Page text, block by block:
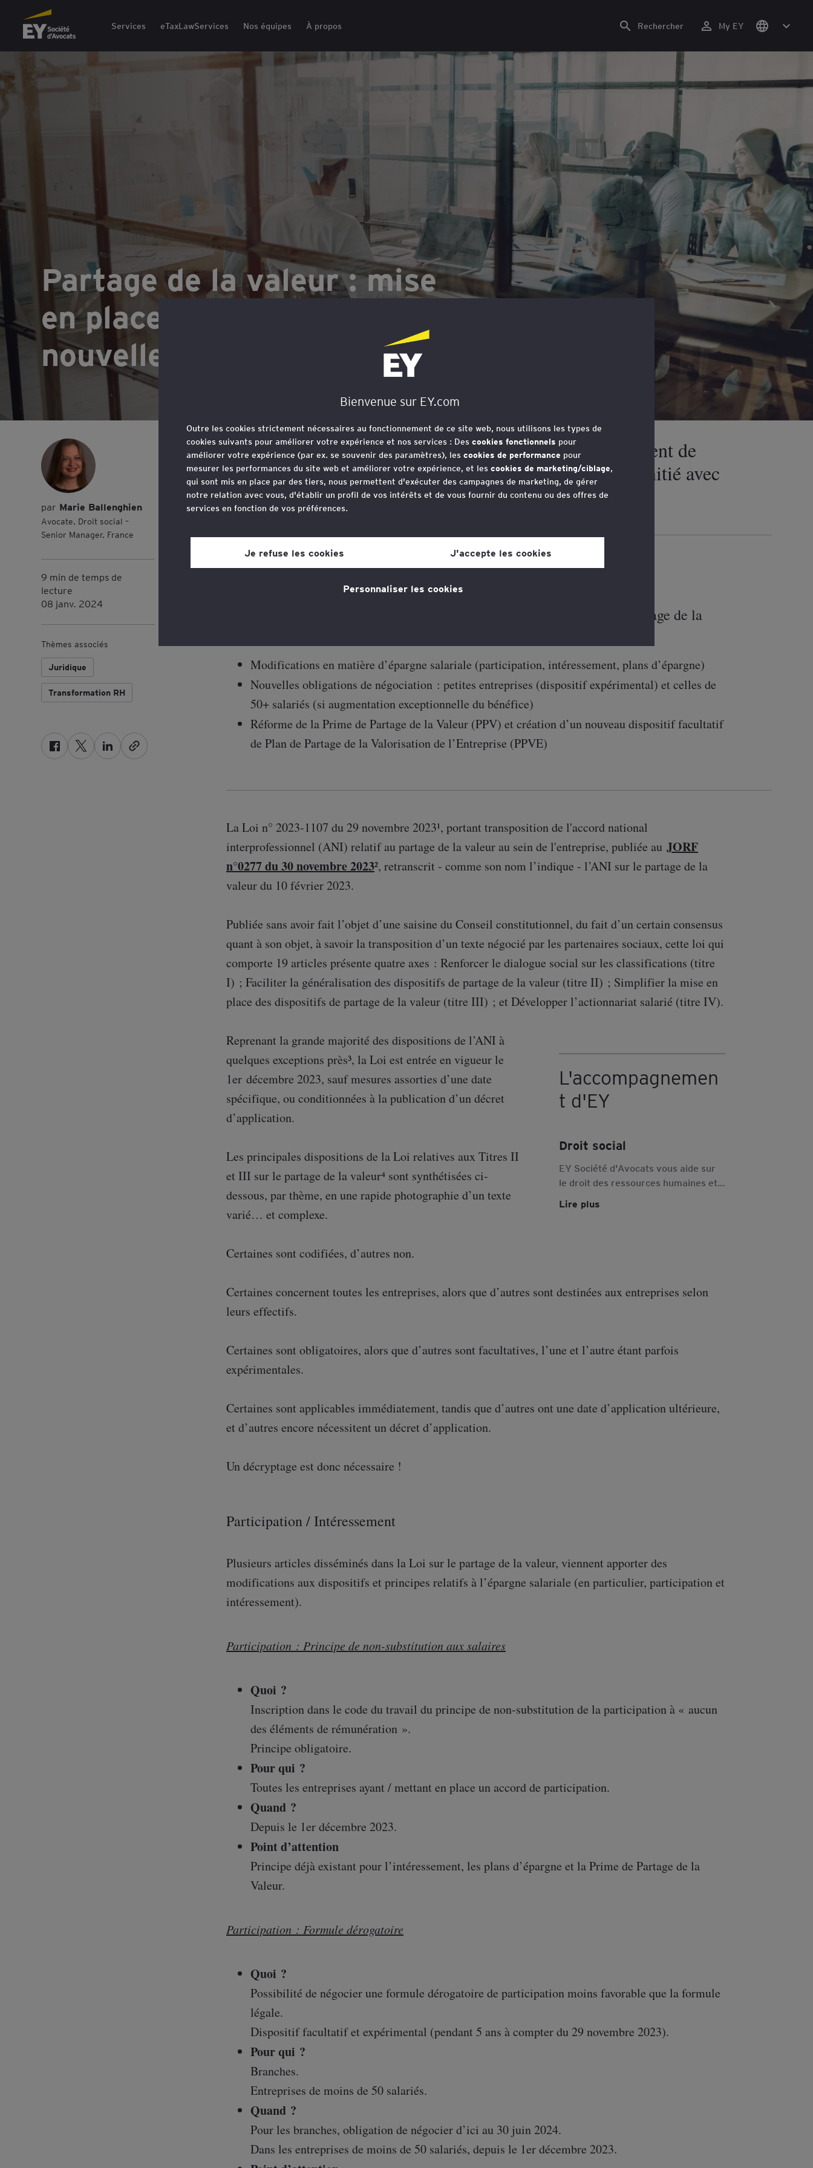
EY Société d'Avocats
Services eTaxLawServices Nos équipes À propos Rechercher My EY
Partage de la valeur : mise
en place de nombreuses
nouvelles mesures
Marie Ballenghien
Avocate, Droit social –
Senior Manager, France
9 min de temps de
lecture
08 janv. 2024
Thèmes associés
Juridique
Transformation RH
F
T
L
La Loi du 29 novembre 2023 s’inscrit dans le mouvement de
développement des dispositifs de partage de la valeur initié avec
la loi PACTE de 2019.
En résumé :
Sur les quatre titres de la Loi, deux sont spécifiquement dédiés au « partage de la
Modifications en matière d’épargne salariale (participation, intéressement, plans d’épargne)
Nouvelles obligations de négociation : petites entreprises (dispositif expérimental) et celles de
50+ salariés (si augmentation exceptionnelle du bénéfice)
Réforme de la Prime de Partage de la Valeur (PPV) et création d’un nouveau dispositif facultatif
de Plan de Partage de la Valorisation de l’Entreprise (PPVE)
L'accompagnemen
t d'EY
Droit social
EY Société d'Avocats vous aide sur
le droit des ressources humaines et
restructurations, fusions et reprises
Lire plus
La Loi n° 2023-1107 du 29 novembre 2023¹, portant transposition de l'accord national
interprofessionnel (ANI) relatif au partage de la valeur au sein de l'entreprise, publiée au JORF
n°0277 du 30 novembre 2023², retranscrit - comme son nom l’indique - l’ANI sur le partage de la
valeur du 10 février 2023.
Publiée sans avoir fait l’objet d’une saisine du Conseil constitutionnel, du fait d’un certain consensus
quant à son objet, à savoir la transposition d’un texte négocié par les partenaires sociaux, cette loi qui
comporte 19 articles présente quatre axes : Renforcer le dialogue social sur les classifications (titre
I) ; Faciliter la généralisation des dispositifs de partage de la valeur (titre II) ; Simplifier la mise en
place des dispositifs de partage de la valeur (titre III) ; et Développer l’actionnariat salarié (titre IV).
Reprenant la grande majorité des dispositions de l’ANI à
quelques exceptions près³, la Loi est entrée en vigueur le
1er décembre 2023, sauf mesures assorties d’une date
spécifique, ou conditionnées à la publication d’un décret
d’application.
Les principales dispositions de la Loi relatives aux Titres II
et III sur le partage de la valeur⁴ sont synthétisées ci-
dessous, par thème, en une rapide photographie d’un texte
varié… et complexe.
Certaines sont codifiées, d’autres non.
Certaines concernent toutes les entreprises, alors que d’autres sont destinées aux entreprises selon
leurs effectifs.
Certaines sont obligatoires, alors que d’autres sont facultatives, l’une et l’autre étant parfois
expérimentales.
Certaines sont applicables immédiatement, tandis que d’autres ont une date d’application ultérieure,
et d’autres encore nécessitent un décret d’application.
Un décryptage est donc nécessaire !
Participation / Intéressement
Plusieurs articles disséminés dans la Loi sur le partage de la valeur, viennent apporter des
modifications aux dispositifs et principes relatifs à l’épargne salariale (en particulier, participation et
intéressement).
Participation : Principe de non-substitution aux salaires
Quoi ?
Inscription dans le code du travail du principe de non-substitution de la participation à « aucun
des éléments de rémunération ».
Principe obligatoire.
Pour qui ?
Toutes les entreprises ayant / mettant en place un accord de participation.
Quand ?
Depuis le 1er décembre 2023.
Point d’attention
Principe déjà existant pour l’intéressement, les plans d’épargne et la Prime de Partage de la
Valeur.
Participation : Formule dérogatoire
Quoi ?
Possibilité de négocier une formule dérogatoire de participation moins favorable que la formule
légale.
Dispositif facultatif et expérimental (pendant 5 ans à compter du 29 novembre 2023).
Pour qui ?
Branches.
Entreprises de moins de 50 salariés.
Quand ?
Pour les branches, obligation de négocier d’ici au 30 juin 2024.
Dans les entreprises de moins de 50 salariés, depuis le 1er décembre 2023.
Bienvenue sur EY.com
Outre les cookies strictement nécessaires au fonctionnement de ce site web, nous utilisons les types de
cookies suivants pour améliorer votre expérience et nos services : Des cookies fonctionnels pour
améliorer votre expérience (par ex. se souvenir des paramètres), les cookies de performance pour
mesurer les performances du site web et améliorer votre expérience, et les cookies de marketing/ciblage,
qui sont mis en place par des tiers, nous permettent d'exécuter des campagnes de marketing, de gérer
notre relation avec vous, d'établir un profil de vos intérêts et de vous fournir du contenu ou des offres de
services en fonction de vos préférences.
site web, grâce à un lien dans la politique en matière de cookies, que vous trouverez au bas de chaque
politique en matière de cookiespour plus d'informations."
Je refuse les cookies J'accepte les cookies
Personnaliser les cookies